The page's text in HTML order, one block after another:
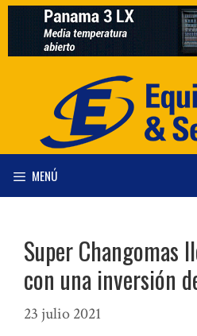
Saltar
contenido
MENÚ
Super Changomas
con una inversión
23 julio 2021